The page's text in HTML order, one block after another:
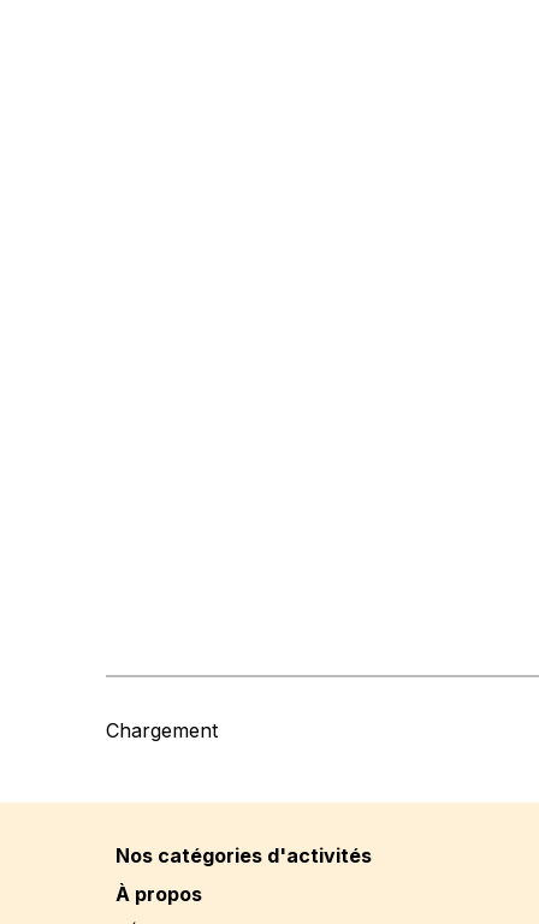
Chargement
Nos catégories d'activités
À propos